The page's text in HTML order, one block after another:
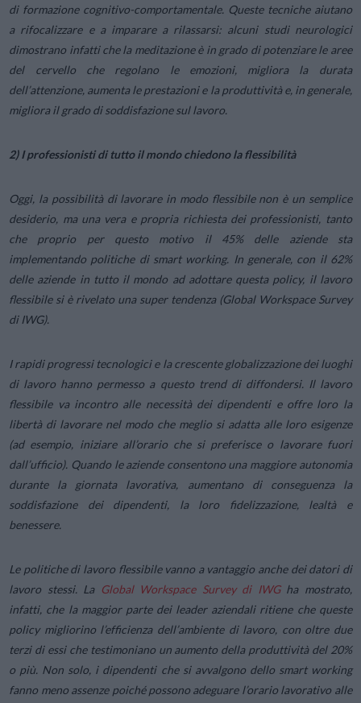
di formazione cognitivo-comportamentale. Queste tecniche aiutano
a rifocalizzare e a imparare a rilassarsi: alcuni studi neurologici
dimostrano infatti che la meditazione è in grado di potenziare le aree
del cervello che regolano le emozioni, migliora la durata
dell’attenzione, aumenta le prestazioni e la produttività e, in generale,
migliora il grado di soddisfazione sul lavoro.
2) I professionisti di tutto il mondo chiedono la flessibilità
Oggi, la possibilità di lavorare in modo flessibile non è un semplice
desiderio, ma una vera e propria richiesta dei professionisti, tanto
che proprio per questo motivo il 45% delle aziende sta
implementando politiche di smart working. In generale, con il 62%
delle aziende in tutto il mondo ad adottare questa policy, il lavoro
flessibile si è rivelato una super tendenza (Global Workspace Survey
di IWG).
I rapidi progressi tecnologici e la crescente globalizzazione dei luoghi
di lavoro hanno permesso a questo trend di diffondersi. Il lavoro
flessibile va incontro alle necessità dei dipendenti e offre loro la
libertà di lavorare nel modo che meglio si adatta alle loro esigenze
(ad esempio, iniziare all’orario che si preferisce o lavorare fuori
dall’ufficio). Quando le aziende consentono una maggiore autonomia
durante la giornata lavorativa, aumentano di conseguenza la
soddisfazione dei dipendenti, la loro fidelizzazione, lealtà e
benessere.
Le politiche di lavoro flessibile vanno a vantaggio anche dei datori di
lavoro stessi. La Global Workspace Survey di IWGha mostrato,
infatti, che la maggior parte dei leader aziendali ritiene che queste
policy migliorino l’efficienza dell’ambiente di lavoro, con oltre due
terzi di essi che testimoniano un aumento della produttività del 20%
o più. Non solo, i dipendenti che si avvalgono dello smart working
fanno meno assenze poiché possono adeguare l’orario lavorativo alle